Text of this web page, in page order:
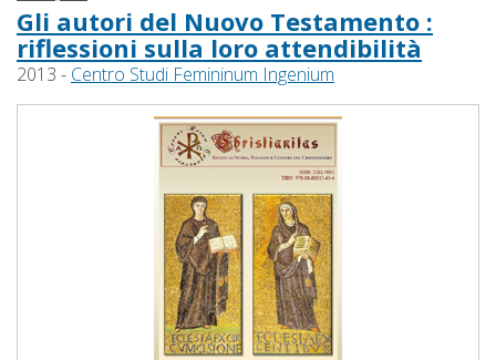
Gli autori del Nuovo Testamento :
riflessioni sulla loro attendibilità
2013 - Centro Studi Femininum Ingenium